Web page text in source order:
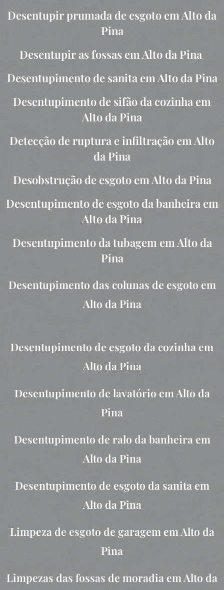
Desentupir prumada de esgoto em Alto da
Pina
Desentupir as fossas em Alto da Pina
Desentupimento de sanita em Alto da Pina
Desentupimento de sifão da cozinha em
Alto da Pina
Detecção de ruptura e infiltração em Alto
da Pina
Desobstrução de esgoto em Alto da Pina
Desentupimento de esgoto da banheira em
Alto da Pina
Desentupimento da tubagem em Alto da
Pina
Desentupimento das colunas de esgoto em
Alto da Pina
Desentupimento de esgoto da cozinha em
Alto da Pina
Desentupimento de lavatório em Alto da
Pina
Desentupimento de ralo da banheira em
Alto da Pina
Desentupimento de esgoto da sanita em
Alto da Pina
Limpeza de esgoto de garagem em Alto da
Pina
Limpezas das fossas de moradia em Alto da